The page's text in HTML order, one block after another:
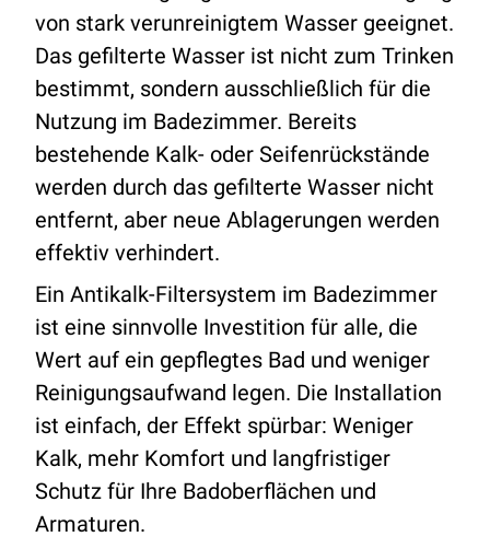
von stark verunreinigtem Wasser geeignet.
Das gefilterte Wasser ist nicht zum Trinken
bestimmt, sondern ausschließlich für die
Nutzung im Badezimmer. Bereits
bestehende Kalk- oder Seifenrückstände
werden durch das gefilterte Wasser nicht
entfernt, aber neue Ablagerungen werden
effektiv verhindert.
Ein Antikalk-Filtersystem im Badezimmer
ist eine sinnvolle Investition für alle, die
Wert auf ein gepflegtes Bad und weniger
Reinigungsaufwand legen. Die Installation
ist einfach, der Effekt spürbar: Weniger
Kalk, mehr Komfort und langfristiger
Schutz für Ihre Badoberflächen und
Armaturen.